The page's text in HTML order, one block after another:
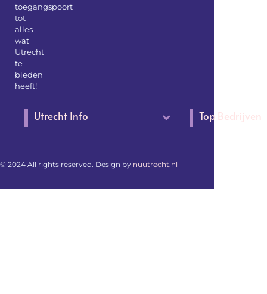
toegangspoort
tot
alles
wat
Utrecht
te
bieden
heeft!
Utrecht Info Top Bedrijven
© 2024 All rights reserved. Design by nuutrecht.nl